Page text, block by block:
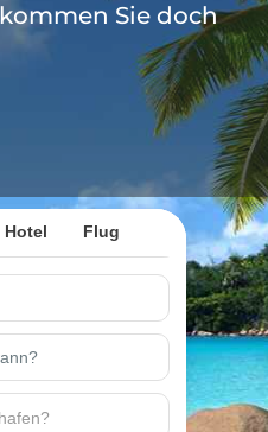
Sie doch
Hotel Flug